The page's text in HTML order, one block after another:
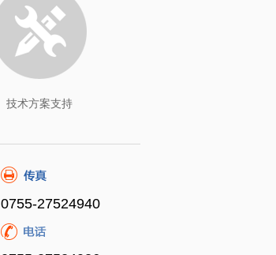
技术方案支持
0755-27524940